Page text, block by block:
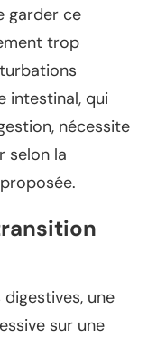
garder ce
trop
intestinal, qui
nécessite
selon la
une
sur une